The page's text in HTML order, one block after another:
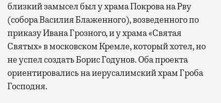
близкий замысел был у храма Покрова на Рву
(собора Василия Блаженного), возведенного по
приказу Ивана Грозного, и у храма «Святая
Святых» в московском Кремле, который хотел, но
не успел создать Борис Годунов. Оба проекта
ориентировались на иерусалимский храм Гроба
Господня.